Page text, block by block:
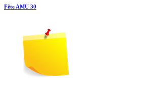
Fête AMU 30